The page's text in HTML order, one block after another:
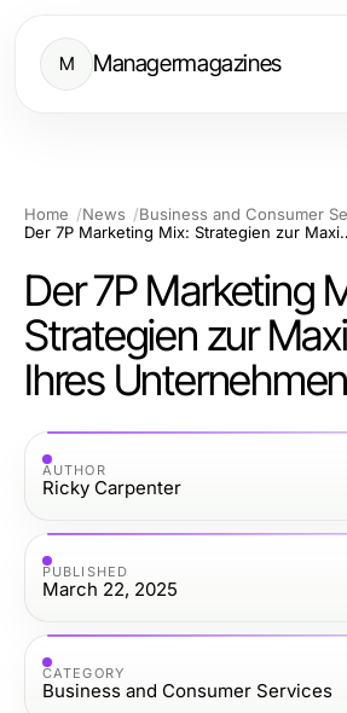
M Managermagazines
Home News
Business and Consumer
Der 7P Marketing Mix:
Der 7P Marketing
Strategien zur
Ihres
AUTHOR
Ricky Carpenter
PUBLISHED
March 22, 2025
CATEGORY
Business and Consumer Services